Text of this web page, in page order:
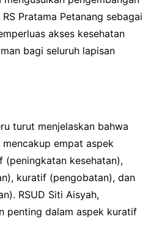
Pratama Petanang sebagai
akses kesehatan
bagi seluruh lapisan
turut menjelaskan bahwa
empat aspek
(peningkatan kesehatan),
kuratif (pengobatan), dan
RSUD Siti Aisyah,
penting dalam aspek kuratif